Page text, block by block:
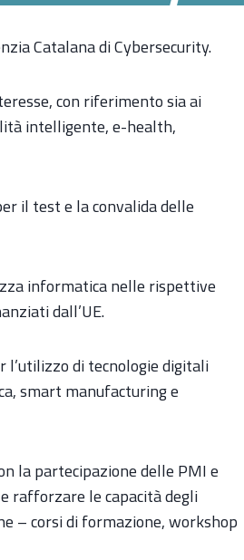
Catalana di Cybersecurity.
con riferimento sia ai
intelligente, e-health,
il test e la convalida delle
informatica nelle rispettive
dall’UE.
l’utilizzo di tecnologie digitali
smart manufacturing e
la partecipazione delle PMI e
rafforzare le capacità degli
– corsi di formazione, workshop